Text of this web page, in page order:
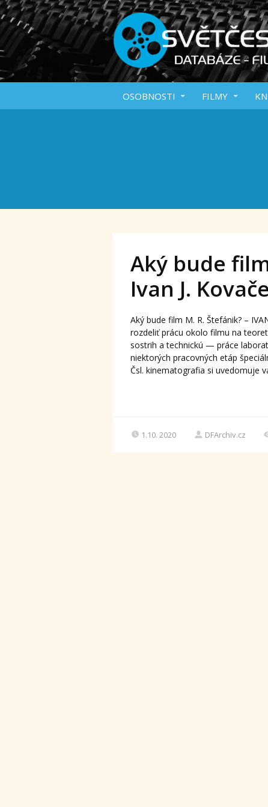
OSOBNOSTI FILMY
Aký bude
Ivan J.
Aký bude film M. R. Štefánik? –
rozdeliť prácu okolo filmu na
sostrih a technickú — práce
niektorých pracovných etáp
Čsl. kinematografia si uvedomuje
1.10. 2020 DFArchiv.cz